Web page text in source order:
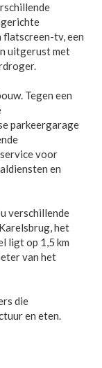
flatscreen-tv, een
uitgerust met
Tegen een
parkeergarage
voor
en
verschillende
het
ligt op 1,5 km
van het
die
en eten.